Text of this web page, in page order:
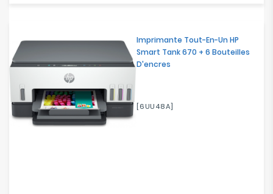
Imprimante Tout-En-Un HP
Smart Tank 670 + 6 Bouteilles
D'encres
[6UU48A]